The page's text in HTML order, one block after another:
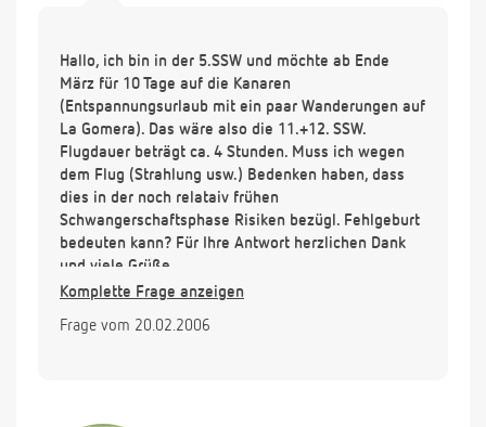
Hallo, ich bin in der 5.SSW und möchte ab Ende
März für 10 Tage auf die Kanaren
(Entspannungsurlaub mit ein paar Wanderungen auf
La Gomera). Das wäre also die 11.+12. SSW.
Flugdauer beträgt ca. 4 Stunden. Muss ich wegen
dem Flug (Strahlung usw.) Bedenken haben, dass
dies in der noch relataiv frühen
Schwangerschaftsphase Risiken bezügl. Fehlgeburt
bedeuten kann? Für Ihre Antwort herzlichen Dank
und viele Grüße.
Komplette Frage anzeigen
Frage vom 20.02.2006